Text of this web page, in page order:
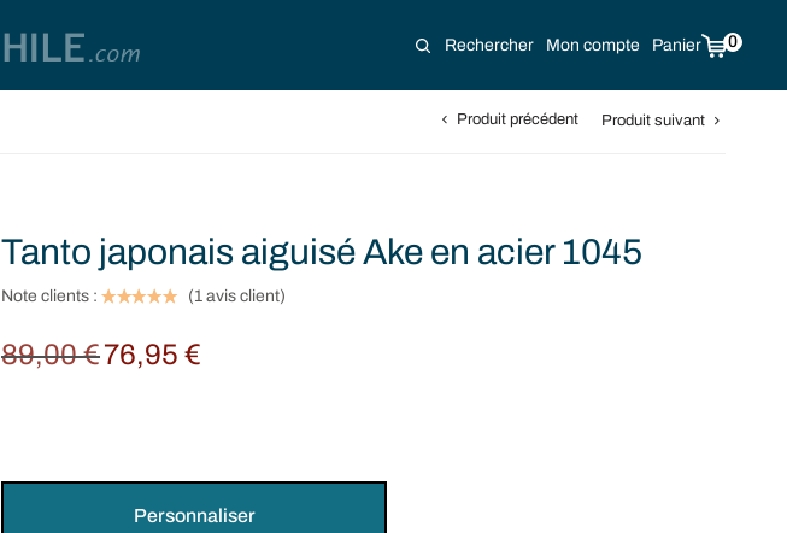
Rechercher Mon compte Panier 0
Produit précédent Produit suivant
Tanto japonais aiguisé Ake en acier 1045
Note clients : (1 avis client)
89,00€ Original
76,95€
Personnaliser